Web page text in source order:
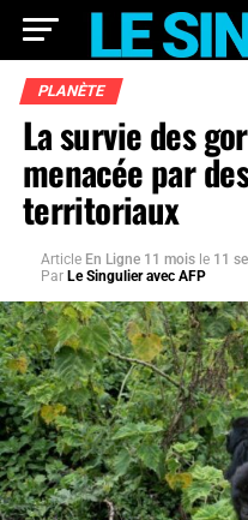
PLANÈTE
La survie des
menacée par
territoriaux
Article En Ligne 11 mois le 11
Par Le Singulier avec AFP